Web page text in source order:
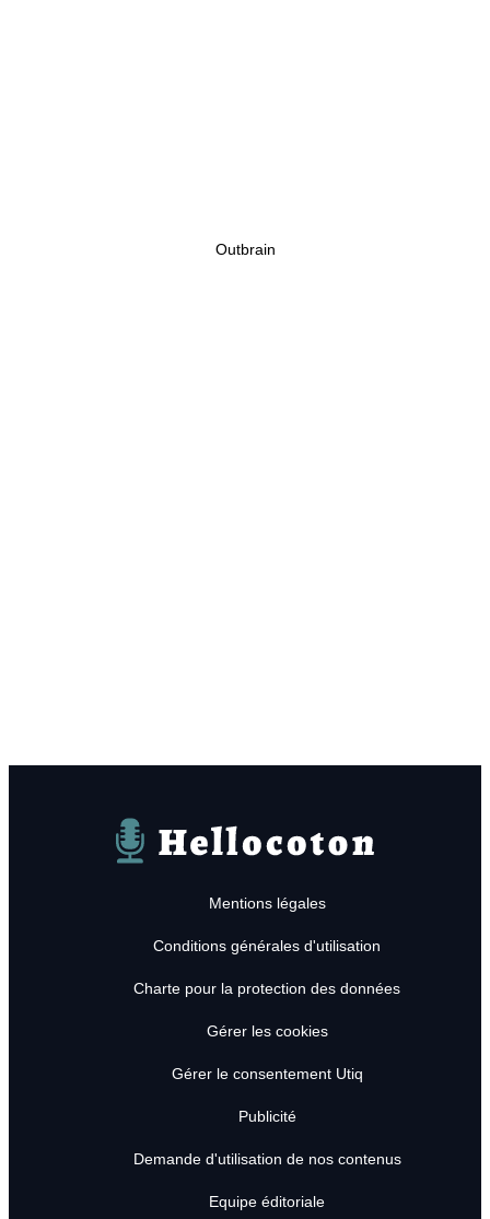
Outbrain
Hellocoton
Mentions légales
Conditions générales d'utilisation
Charte pour la protection des données
Gérer les cookies
Gérer le consentement Utiq
Publicité
Demande d'utilisation de nos contenus
Equipe éditoriale